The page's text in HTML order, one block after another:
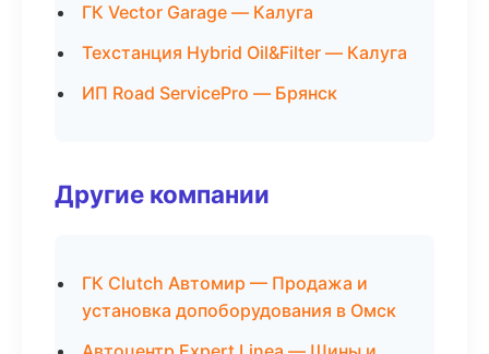
ГК Vector Garage — Калуга
Техстанция Hybrid Oil&Filter — Калуга
ИП Road ServicePro — Брянск
Другие компании
ГК Clutch Автомир — Продажа и
установка допоборудования в Омск